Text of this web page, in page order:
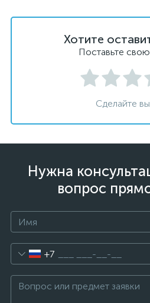
Хотите
Поставьте
Сделайте
Нужна
вопрос
+7